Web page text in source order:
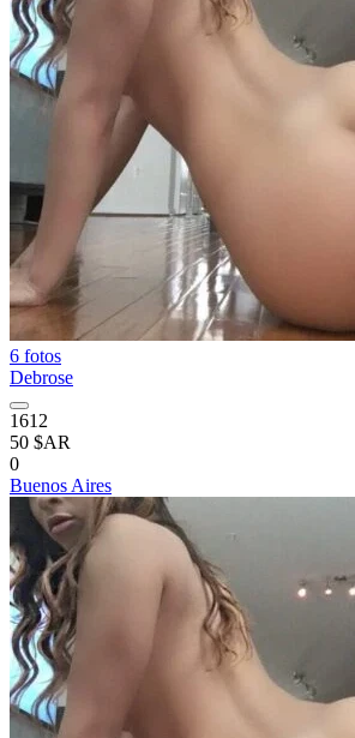
6 fotos
Debrose
1612
50 $AR
0
Buenos Aires